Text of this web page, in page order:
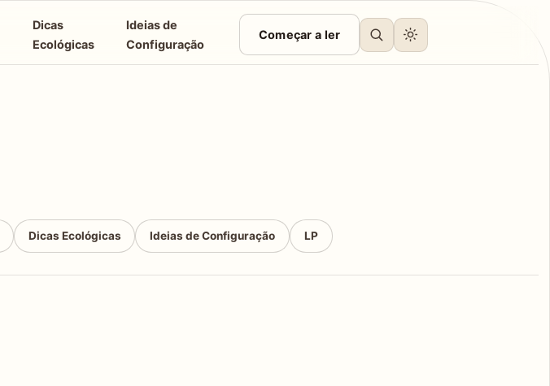
Dicas
Ecológicas
Ideias de
Configuração
Começar a ler
Dicas Ecológicas Ideias de Configuração LP